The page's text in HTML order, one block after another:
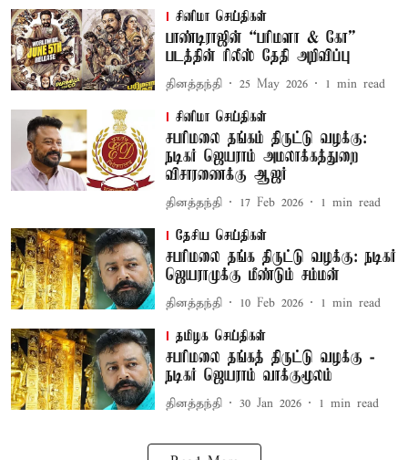
சினிமா செய்திகள்
பாண்டிராஜின் “பரிமளா & கோ”
படத்தின் ரிலீஸ் தேதி அறிவிப்பு
தினத்தந்தி 25 May 2026 1 min read
சினிமா செய்திகள்
சபரிமலை தங்கம் திருட்டு வழக்கு:
நடிகர் ஜெயராம் அமலாக்கத்துறை
விசாரணைக்கு ஆஜர்
தினத்தந்தி 17 Feb 2026 1 min read
தேசிய செய்திகள்
சபரிமலை தங்க திருட்டு வழக்கு: நடிகர்
ஜெயராமுக்கு மீண்டும் சம்மன்
தினத்தந்தி 10 Feb 2026 1 min read
தமிழக செய்திகள்
சபரிமலை தங்கத் திருட்டு வழக்கு -
நடிகர் ஜெயராம் வாக்குமூலம்
தினத்தந்தி 30 Jan 2026 1 min read